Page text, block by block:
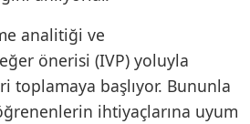
analitiği ve
önerisi (IVP) yoluyla
toplamaya başlıyor. Bununla
ihtiyaçlarına uyum